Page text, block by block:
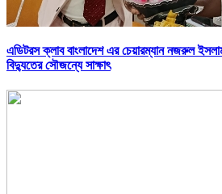
এডিটরস ক্লাব বাংলাদেশ এর চেয়ারম্যান নজরুল
বিদ্যুতের সৌজন্যে সাক্ষাৎ